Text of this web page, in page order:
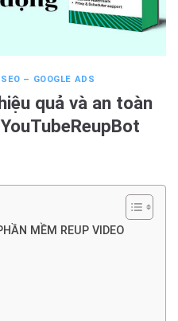
– GOOGLE ADS
quả và an toàn
MỀM REUP VIDEO